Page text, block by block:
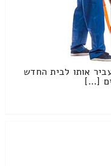
אותו לבית החדש
[…]